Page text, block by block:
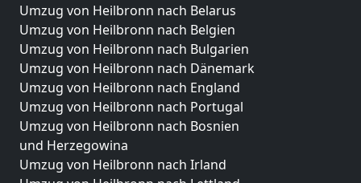
Umzug von Heilbronn nach Belarus
Umzug von Heilbronn nach Belgien
Umzug von Heilbronn nach Bulgarien
Umzug von Heilbronn nach Dänemark
Umzug von Heilbronn nach England
Umzug von Heilbronn nach Portugal
Umzug von Heilbronn nach Bosnien
und Herzegowina
Umzug von Heilbronn nach Irland